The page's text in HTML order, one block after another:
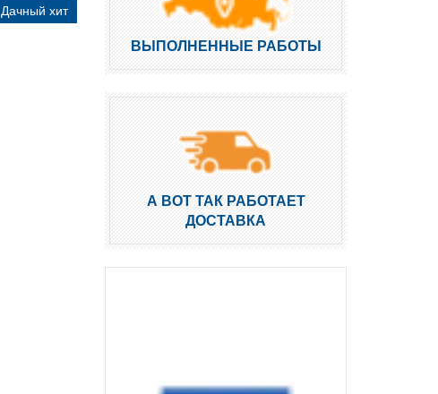
Дачный хит
ВЫПОЛНЕННЫЕ РАБОТЫ
А ВОТ ТАК РАБОТАЕТ
ДОСТАВКА